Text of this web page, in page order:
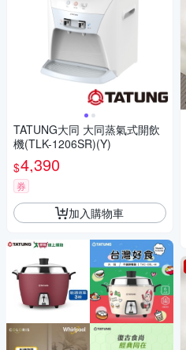
TATUNG大同 大同蒸氣式開飲
機(TLK-1206SR)(Y)
$4,390
券
加入購物車